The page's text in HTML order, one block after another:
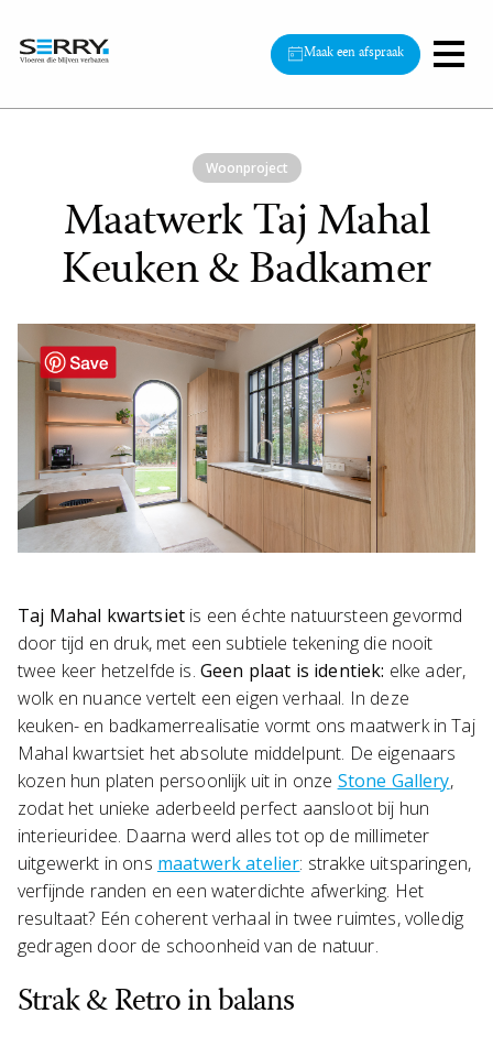
Maak een afspraak
Woonproject
Maatwerk Taj Mahal
Keuken & Badkamer
Taj Mahal kwartsiet is een échte natuursteen gevormd
door tijd en druk, met een subtiele tekening die nooit
twee keer hetzelfde is. Geen plaat is identiek: elke ader,
wolk en nuance vertelt een eigen verhaal. In deze
keuken- en badkamerrealisatie vormt ons maatwerk in Taj
Mahal kwartsiet het absolute middelpunt. De eigenaars
kozen hun platen persoonlijk uit in onze Stone Gallery,
zodat het unieke aderbeeld perfect aansloot bij hun
interieuridee. Daarna werd alles tot op de millimeter
uitgewerkt in ons maatwerk atelier: strakke uitsparingen,
verfijnde randen en een waterdichte afwerking. Het
resultaat? Eén coherent verhaal in twee ruimtes, volledig
gedragen door de schoonheid van de natuur.
Strak & Retro in balans